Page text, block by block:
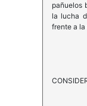
pañuelos
la lucha
frente a la